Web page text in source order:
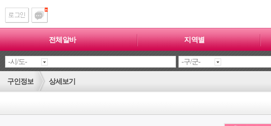
전체알바 지역별
구인정보 상세보기